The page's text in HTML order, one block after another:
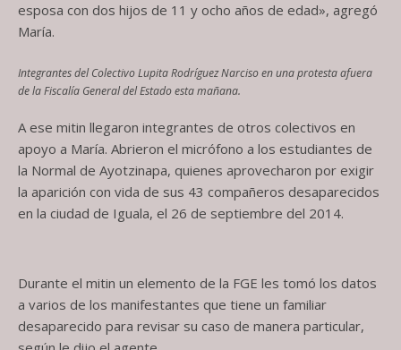
esposa con dos hijos de 11 y ocho años de edad», agregó
María.
Integrantes del Colectivo Lupita Rodríguez Narciso en una protesta afuera
de la Fiscalía General del Estado esta mañana.
A ese mitin llegaron integrantes de otros colectivos en
apoyo a María. Abrieron el micrófono a los estudiantes de
la Normal de Ayotzinapa, quienes aprovecharon por exigir
la aparición con vida de sus 43 compañeros desaparecidos
en la ciudad de Iguala, el 26 de septiembre del 2014.
Durante el mitin un elemento de la FGE les tomó los datos
a varios de los manifestantes que tiene un familiar
desaparecido para revisar su caso de manera particular,